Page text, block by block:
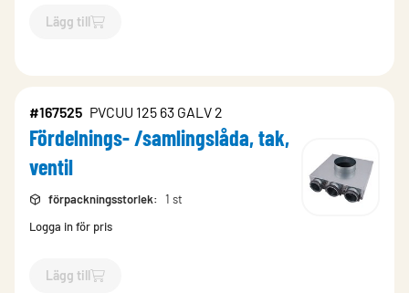
Lägg till
`$Lägg till
#167525 PVCUU 125 63 GALV 2
Fördelnings- /samlingslåda, tak,
ventil
förpackningsstorlek:
1 st
Logga in för pris
Lägg till
`$Lägg till